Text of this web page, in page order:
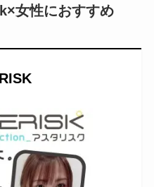
女性におすすめ